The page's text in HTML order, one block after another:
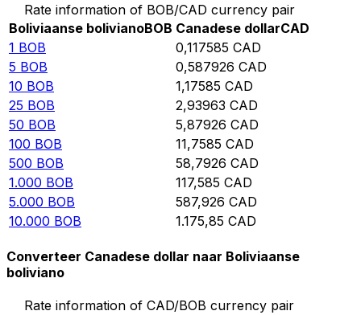
Rate information of BOB/CAD currency pair
Boliviaanse bolivianoBOB Canadese dollarCAD
1 BOB 0,117585 CAD
5 BOB 0,587926 CAD
10 BOB 1,17585 CAD
25 BOB 2,93963 CAD
50 BOB 5,87926 CAD
100 BOB 11,7585 CAD
500 BOB 58,7926 CAD
1.000 BOB 117,585 CAD
5.000 BOB 587,926 CAD
10.000 BOB 1.175,85 CAD
Converteer Canadese dollar naar Boliviaanse
boliviano
Rate information of CAD/BOB currency pair